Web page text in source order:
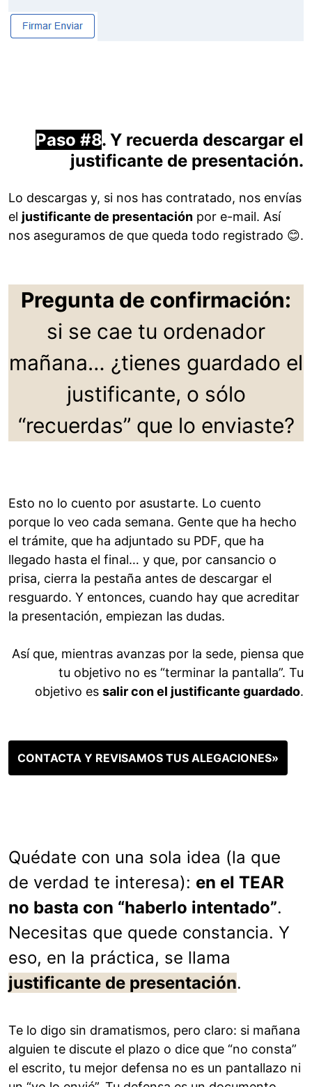
Paso #8. Y recuerda descargar el
justificante de presentación.
Lo descargas y, si nos has contratado, nos envías
el justificante de presentación por e-mail. Así
nos aseguramos de que queda todo registrado 😊.
Pregunta de confirmación:
si se cae tu ordenador
mañana… ¿tienes guardado el
justificante, o sólo
“recuerdas” que lo enviaste?
Esto no lo cuento por asustarte. Lo cuento
porque lo veo cada semana. Gente que ha hecho
el trámite, que ha adjuntado su PDF, que ha
llegado hasta el final… y que, por cansancio o
prisa, cierra la pestaña antes de descargar el
resguardo. Y entonces, cuando hay que acreditar
la presentación, empiezan las dudas.
Así que, mientras avanzas por la sede, piensa que
tu objetivo no es “terminar la pantalla”. Tu
objetivo es salir con el justificante guardado.
CONTACTA Y REVISAMOS TUS ALEGACIONES»
Quédate con una sola idea (la que
de verdad te interesa): en el TEAR
no basta con “haberlo intentado”.
Necesitas que quede constancia. Y
eso, en la práctica, se llama
justificante de presentación.
Te lo digo sin dramatismos, pero claro: si mañana
alguien te discute el plazo o dice que “no consta”
el escrito, tu mejor defensa no es un pantallazo ni